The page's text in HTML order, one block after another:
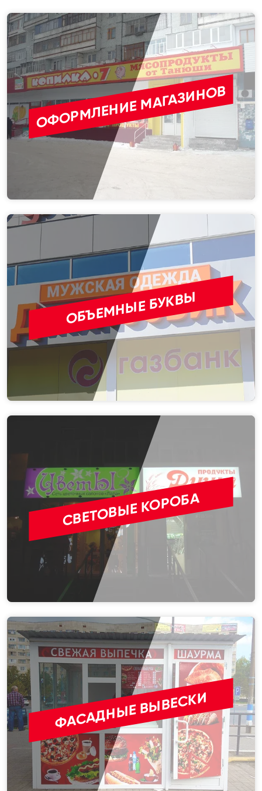
ОФОРМЛЕНИЕ МАГАЗИНОВ
ОБЪЕМНЫЕ БУКВЫ
СВЕТОВЫЕ КОРОБА
ФАСАДНЫЕ ВЫВЕСКИ